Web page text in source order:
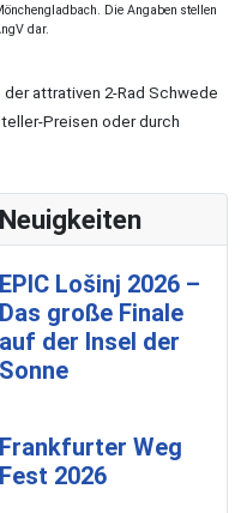
Die Angaben stellen
dar.
der attrativen 2-Rad Schwede
Preisen oder durch
Neuigkeiten
EPIC Lošinj 2026 –
Das große Finale
auf der Insel der
Sonne
Frankfurter Weg
Fest 2026